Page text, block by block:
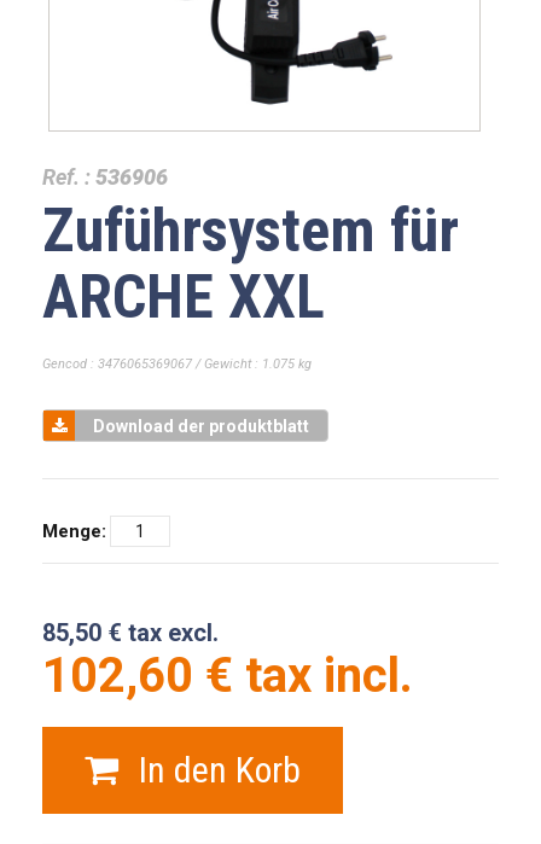
Ref. :536906
Zuführsystem für
ARCHE XXL
Gencod : 3476065369067 / Gewicht : 1.075 kg
Download der produktblatt
Menge:
85,50 € tax excl.
102,60 € tax incl.
In den Korb